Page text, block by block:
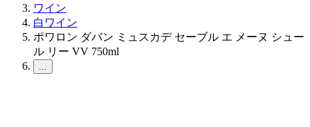
ワイン
白ワイン
ポワロン ダバン ミュスカデ セーブル エ メーヌ シュー
ル リー VV 750ml
...